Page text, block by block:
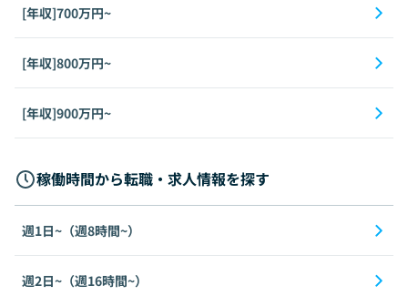
[年収]700万円~
[年収]800万円~
[年収]900万円~
稼働時間から転職・求人情報を探す
週1日~（週8時間~）
週2日~（週16時間~）